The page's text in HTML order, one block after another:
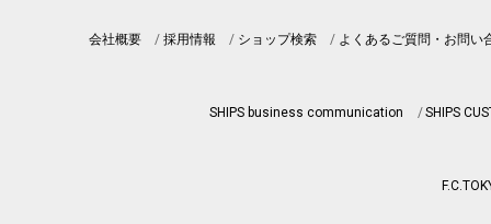
会社概要 採用情報 ショップ検索 よくあるご質問・お問い
SHIPS business communication SHIPS